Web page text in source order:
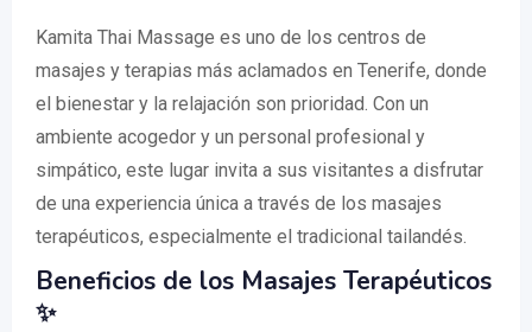
Kamita Thai Massage es uno de los centros de
masajes y terapias más aclamados en Tenerife, donde
el bienestar y la relajación son prioridad. Con un
ambiente acogedor y un personal profesional y
simpático, este lugar invita a sus visitantes a disfrutar
de una experiencia única a través de los masajes
terapéuticos, especialmente el tradicional tailandés.
Beneficios de los Masajes Terapéuticos
✨